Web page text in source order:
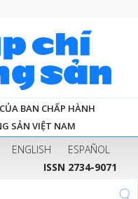
BAN CHẤP HÀNH
SẢN VIỆT NAM
ENGLISH
ESPAÑOL
ISSN 2734-9071